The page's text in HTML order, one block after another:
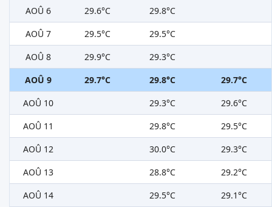
AOÛ 6 29.6°C
29.8°C
AOÛ 7
29.5°C
29.5°C
AOÛ 8
29.9°C
29.3°C
AOÛ 9
29.7°C 29.8°C
29.7°C
AOÛ 10
29.3°C
29.6°C
AOÛ 11
29.8°C
29.5°C
AOÛ 12
30.0°C
29.3°C
AOÛ 13
28.8°C
29.2°C
AOÛ 14
29.5°C
29.1°C